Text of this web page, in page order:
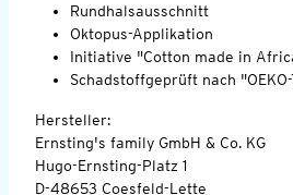
Rundhalsausschnitt
Oktopus-Applikation
Initiative "Cotton made in
Schadstoffgeprüft nach
Hersteller:
Ernsting's family GmbH & Co. KG
Hugo-Ernsting-Platz 1
D-48653 Coesfeld-Lette